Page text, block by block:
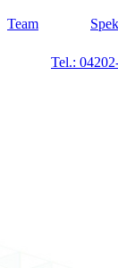
Team
Tel.: